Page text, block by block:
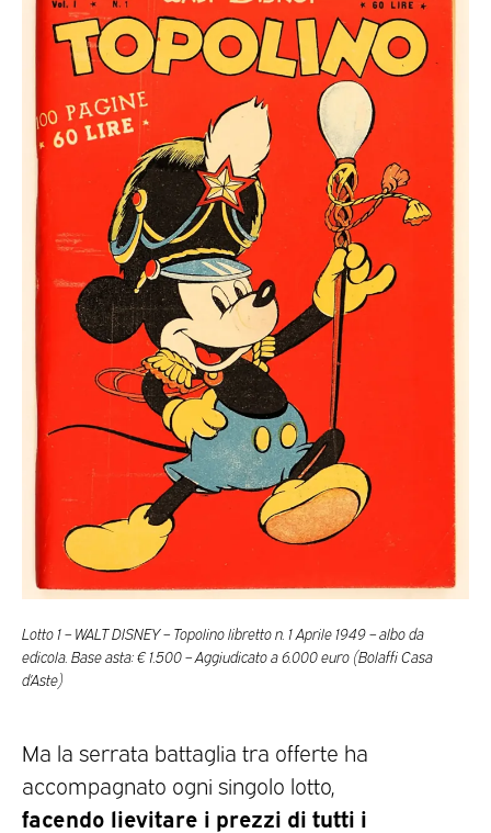
Lotto 1 – WALT DISNEY – Topolino libretto n. 1 Aprile 1949 – albo da
edicola. Base asta: € 1.500 – Aggiudicato a 6.000 euro (Bolaffi Casa
d’Aste)
Ma la serrata battaglia tra offerte ha
accompagnato ogni singolo lotto,
facendo lievitare i prezzi di tutti i